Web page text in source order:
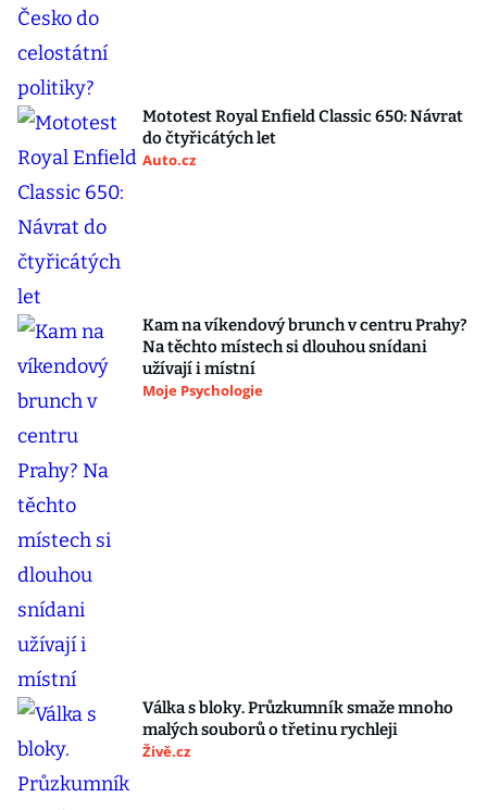
Mototest Royal Enfield Classic 650: Návrat
do čtyřicátých let
Auto.cz
Kam na víkendový brunch v centru Prahy?
Na těchto místech si dlouhou snídani
užívají i místní
Moje Psychologie
Válka s bloky. Průzkumník smaže mnoho
malých souborů o třetinu rychleji
Živě.cz